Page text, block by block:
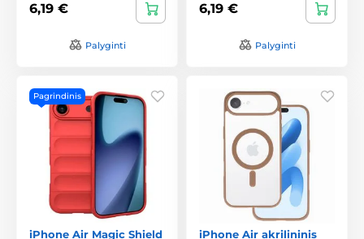
6,19 €
Palyginti
6,19 €
Palyginti
Pagrindinis
iPhone Air Magic Shield
iPhone Air akrilininis